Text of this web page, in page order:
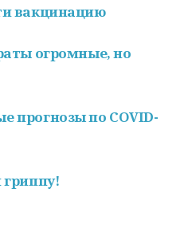
вакцинацию
огромные, но
прогнозы по COVID-